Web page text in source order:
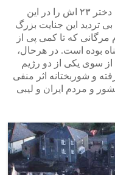
دکتر جیم سوایر Dr Jim Swire که فلورا دختر ۲۳ اش را در این
تردید این جنایت بزرگ
مرگانی که تا کمی پی از
بوده است. در هرحال،
سوی یکی از دو رژیم
و شوربختانه اثر منفی
و مردم ایران و لیبی